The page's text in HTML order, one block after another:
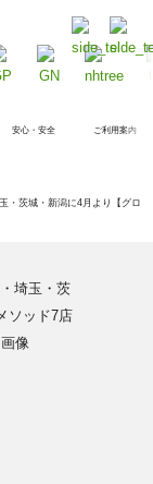
安心・安全 ご利用案内
・茨城・新潟に4月より【グロ